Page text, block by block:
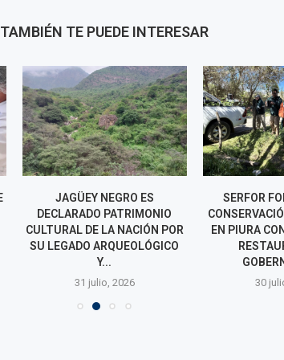
TAMBIÉN TE PUEDE INTERESAR
JAGÜEY NEGRO ES
DECLARADO PATRIMONIO
CULTURAL DE LA NACIÓN POR
SU LEGADO ARQUEOLÓGICO
Y...
31 julio, 2026
SERFOR
EN PIURA
30